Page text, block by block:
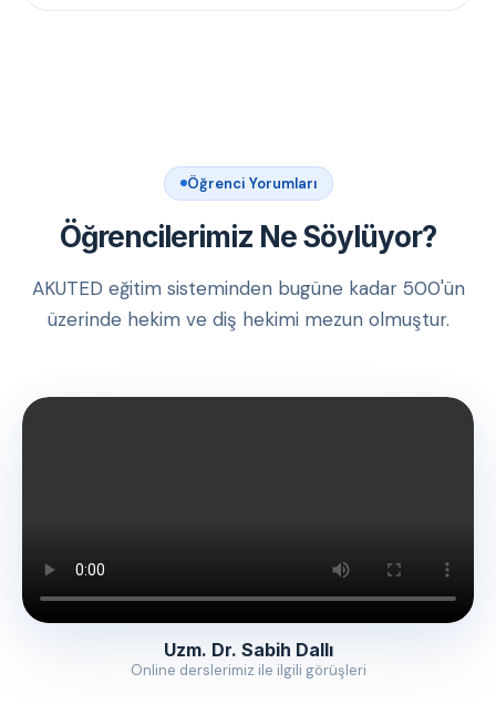
Öğrenci Yorumları
Öğrencilerimiz Ne Söylüyor?
AKUTED eğitim sisteminden bugüne kadar 500'ün
üzerinde hekim ve diş hekimi mezun olmuştur.
Uzm. Dr. Sabih Dallı
Online derslerimiz ile ilgili görüşleri